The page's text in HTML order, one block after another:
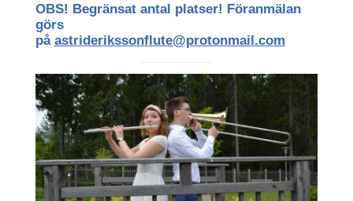
OBS! Begränsat antal platser! Föranmälan
görs
på astriderikssonflute@protonmail.com